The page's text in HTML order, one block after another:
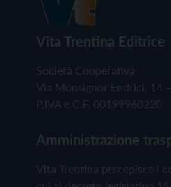
Vita Trentina Editrice
Società Cooperativa
Via Monsignor Endrici, 14
P.IVA e C.F. 00199960220
Amministrazione
Vita Trentina percepisce i